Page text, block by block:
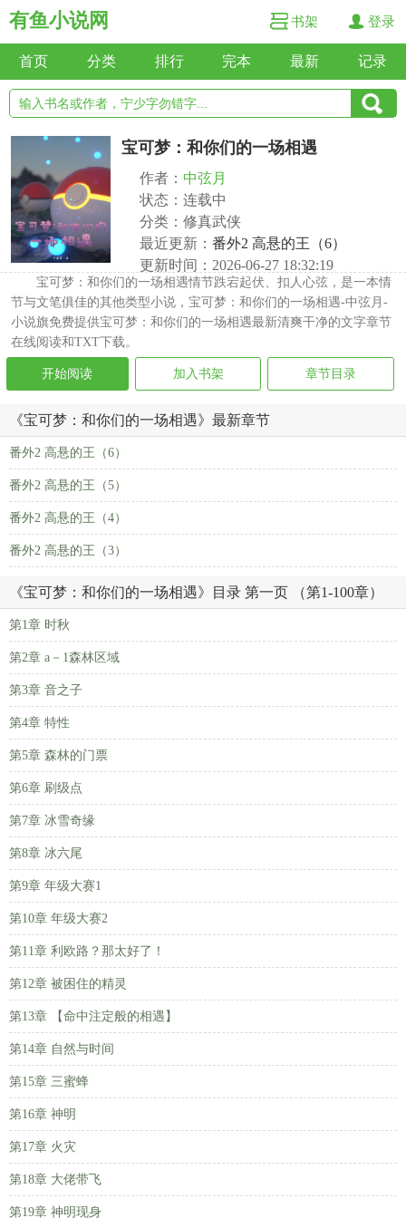
有鱼小说网 书架 登录
首页 分类 排行 完本 最新 记录
宝可梦：和你们的一场相遇
作者： 中弦月
状态：连载中
分类：修真武侠
最近更新： 番外2 高悬的王（6）
更新时间：2026-06-27 18:32:19
宝可梦：和你们的一场相遇情节跌宕起伏、扣人心弦，是一本情
节与文笔俱佳的其他类型小说，宝可梦：和你们的一场相遇-中弦月-
小说旗免费提供宝可梦：和你们的一场相遇最新清爽干净的文字章节
在线阅读和TXT下载。
开始阅读 加入书架 章节目录
《宝可梦：和你们的一场相遇》最新章节
番外2 高悬的王（6）
番外2 高悬的王（5）
番外2 高悬的王（4）
番外2 高悬的王（3）
《宝可梦：和你们的一场相遇》目录 第一页 （第1-100章）
第1章 时秋
第2章 a－1森林区域
第3章 音之子
第4章 特性
第5章 森林的门票
第6章 刷级点
第7章 冰雪奇缘
第8章 冰六尾
第9章 年级大赛1
第10章 年级大赛2
第11章 利欧路？那太好了！
第12章 被困住的精灵
第13章 【命中注定般的相遇】
第14章 自然与时间
第15章 三蜜蜂
第16章 神明
第17章 火灾
第18章 大佬带飞
第19章 神明现身